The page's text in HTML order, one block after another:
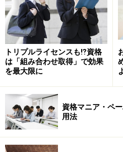
資格の森
トップページの「最新資格雑
要が紹介されているので、
みては。
す！次ページでは、「書籍」
ミ」を紹介。
い。
トリプルライセンスも⁉資格
は「組み合わせ取得」で効果
を最大限に
資格マニア・ペ
用法